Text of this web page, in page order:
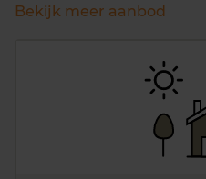
Bekijk meer aanbod